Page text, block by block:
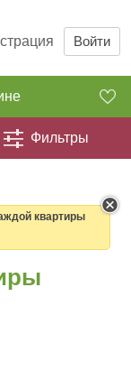
Войти
Фильтры
квартиры